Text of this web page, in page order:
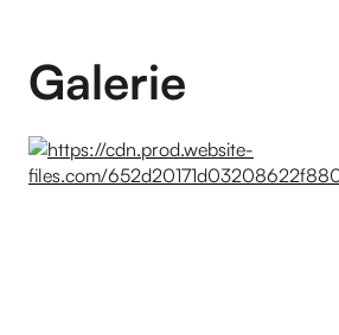
Galerie